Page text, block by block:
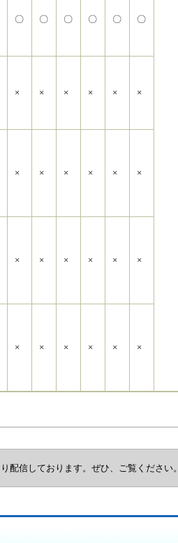
〇 〇 〇 〇 〇 〇
× × × × × ×
× × × × × ×
× × × × × ×
× × × × × ×
配信しております。ぜひ、ご覧ください。